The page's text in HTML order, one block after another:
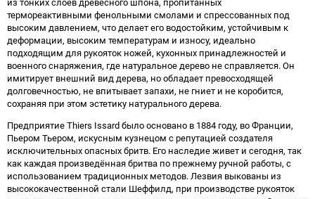
термореактивными фенольными смолами и спрессованных под
высоким давлением, что делает его водостойким, устойчивым к
деформации, высоким температурам и износу, идеально
подходящим для рукояток ножей, кухонных принадлежностей и
военного снаряжения, где натуральное дерево не справляется. Он
имитирует внешний вид дерева, но обладает превосходящей
долговечностью, не впитывает запахи, не гниет и не коробится,
сохраняя при этом эстетику натурального дерева.
Предприятие Thiers Issard было основано в 1884 году, во Франции,
Пьером Тьером, искусным кузнецом с репутацией создателя
исключительных опасных бритв. Его наследие живет и сегодня, так
как каждая произведённая бритва по прежнему ручной работы, с
использованием традиционных методов. Лезвия выкованы из
высококачественной стали Шеффилд, при производстве рукояток